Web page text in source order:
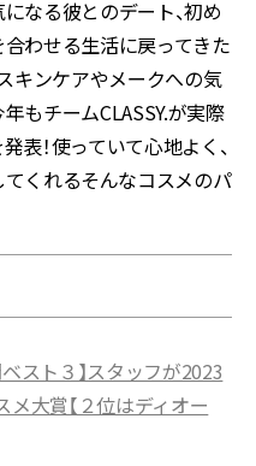
なる彼とのデート、初め
わせる生活に戻ってきた
キンケアやメークへの気
もチームCLASSY.が実際
表！使っていて心地よく、
くれる――そんなコスメのパ
スト３】スタッフが2023
大賞【２位はディオー